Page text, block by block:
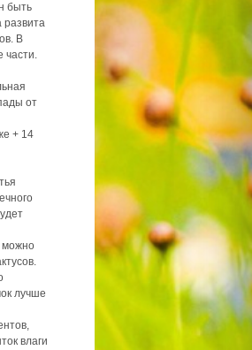
быть
развита
В
части.
от
+ 14
можно
лучше
влаги